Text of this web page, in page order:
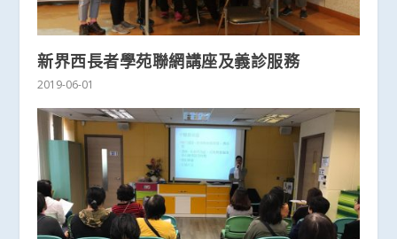
新界西長者學苑聯網講座及義診服務
2019-06-01